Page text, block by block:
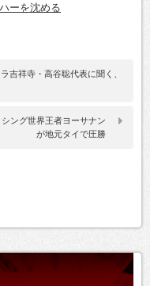
ーを沈める
吉祥寺・高谷聡代表に聞く、
シング世界王者ヨーサナン
が地元タイで圧勝